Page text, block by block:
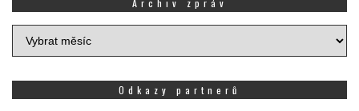
Archiv zpráv
Archiv
zpráv
Odkazy partnerů